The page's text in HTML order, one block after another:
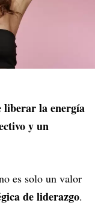
liberar la energía
y un
es solo un valor
de liderazgo.